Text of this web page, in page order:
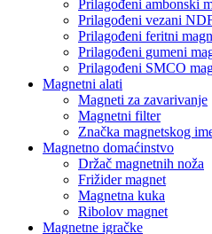
Prilagođeni ambonski
Prilagođeni vezani
Prilagođeni feritni
Prilagođeni gumeni
Prilagođeni SMCO
Magnetni alati
Magneti za zavarivanje
Magnetni filter
Značka magnetskog
Magnetno domaćinstvo
Držač magnetnih noža
Frižider magnet
Magnetna kuka
Ribolov magnet
Magnetne igračke